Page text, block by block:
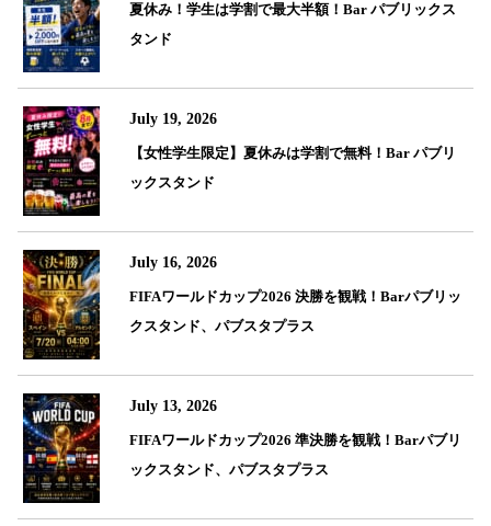
夏休み！学生は学割で最大半額！Bar パブリックス
タンド
July 19, 2026
【女性学生限定】夏休みは学割で無料！Bar パブリ
ックスタンド
July 16, 2026
FIFAワールドカップ2026 決勝を観戦！Barパブリッ
クスタンド、パブスタプラス
July 13, 2026
FIFAワールドカップ2026 準決勝を観戦！Barパブリ
ックスタンド、パブスタプラス